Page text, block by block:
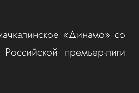
«Динамо» со
премьер-лиги